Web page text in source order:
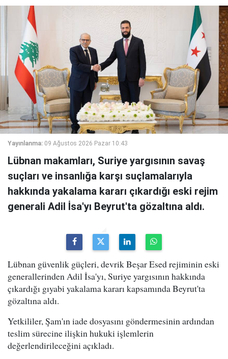
Yayınlanma: 09 Ağustos 2026 Pazar 10:43
Lübnan makamları, Suriye yargısının savaş
suçları ve insanlığa karşı suçlamalarıyla
hakkında yakalama kararı çıkardığı eski rejim
generali Adil İsa'yı Beyrut'ta gözaltına aldı.
Lübnan güvenlik güçleri, devrik Beşar Esed rejiminin eski
generallerinden Adil İsa'yı, Suriye yargısının hakkında
çıkardığı gıyabi yakalama kararı kapsamında Beyrut'ta
gözaltına aldı.
Yetkililer, Şam'ın iade dosyasını göndermesinin ardından
teslim sürecine ilişkin hukuki işlemlerin
değerlendirileceğini açıkladı.